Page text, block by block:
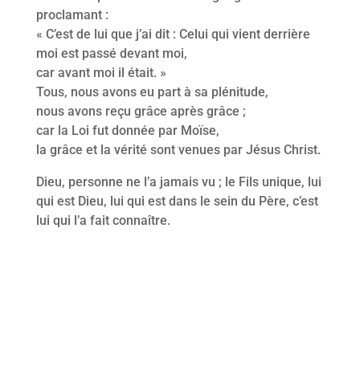
proclamant :
« C’est de lui que j’ai dit : Celui qui vient derrière
moi est passé devant moi,
car avant moi il était. »
Tous, nous avons eu part à sa plénitude,
nous avons reçu grâce après grâce ;
car la Loi fut donnée par Moïse,
la grâce et la vérité sont venues par Jésus Christ.
Dieu, personne ne l’a jamais vu ; le Fils unique, lui
qui est Dieu, lui qui est dans le sein du Père, c’est
lui qui l’a fait connaître.